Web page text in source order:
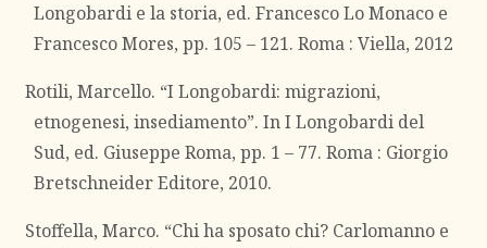
Longobardi e la storia, ed. Francesco Lo Monaco e
Francesco Mores, pp. 105 – 121. Roma : Viella, 2012
Rotili, Marcello. “I Longobardi: migrazioni,
etnogenesi, insediamento”. In I Longobardi del
Sud, ed. Giuseppe Roma, pp. 1 – 77. Roma : Giorgio
Bretschneider Editore, 2010.
Stoffella, Marco. “Chi ha sposato chi? Carlomanno e